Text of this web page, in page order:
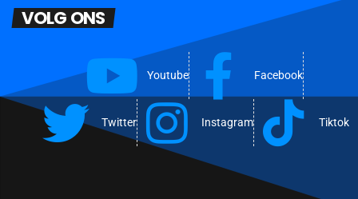
VOLG ONS
Youtube Facebook
Twitter Instagram Tiktok